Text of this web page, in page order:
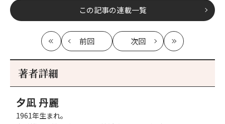
この記事の連載一覧
最
初
前回
記
次回
記
最
新
著者詳細
夕凪 丹麗
1961年生まれ。